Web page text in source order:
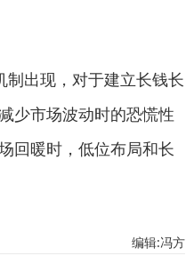
制出现，对于建立长钱长
少市场波动时的恐慌性
回暖时，低位布局和长
编辑:冯方